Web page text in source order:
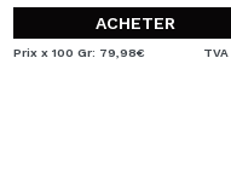
ACHETER
Prix x 100 Gr: 79,98€ TVA